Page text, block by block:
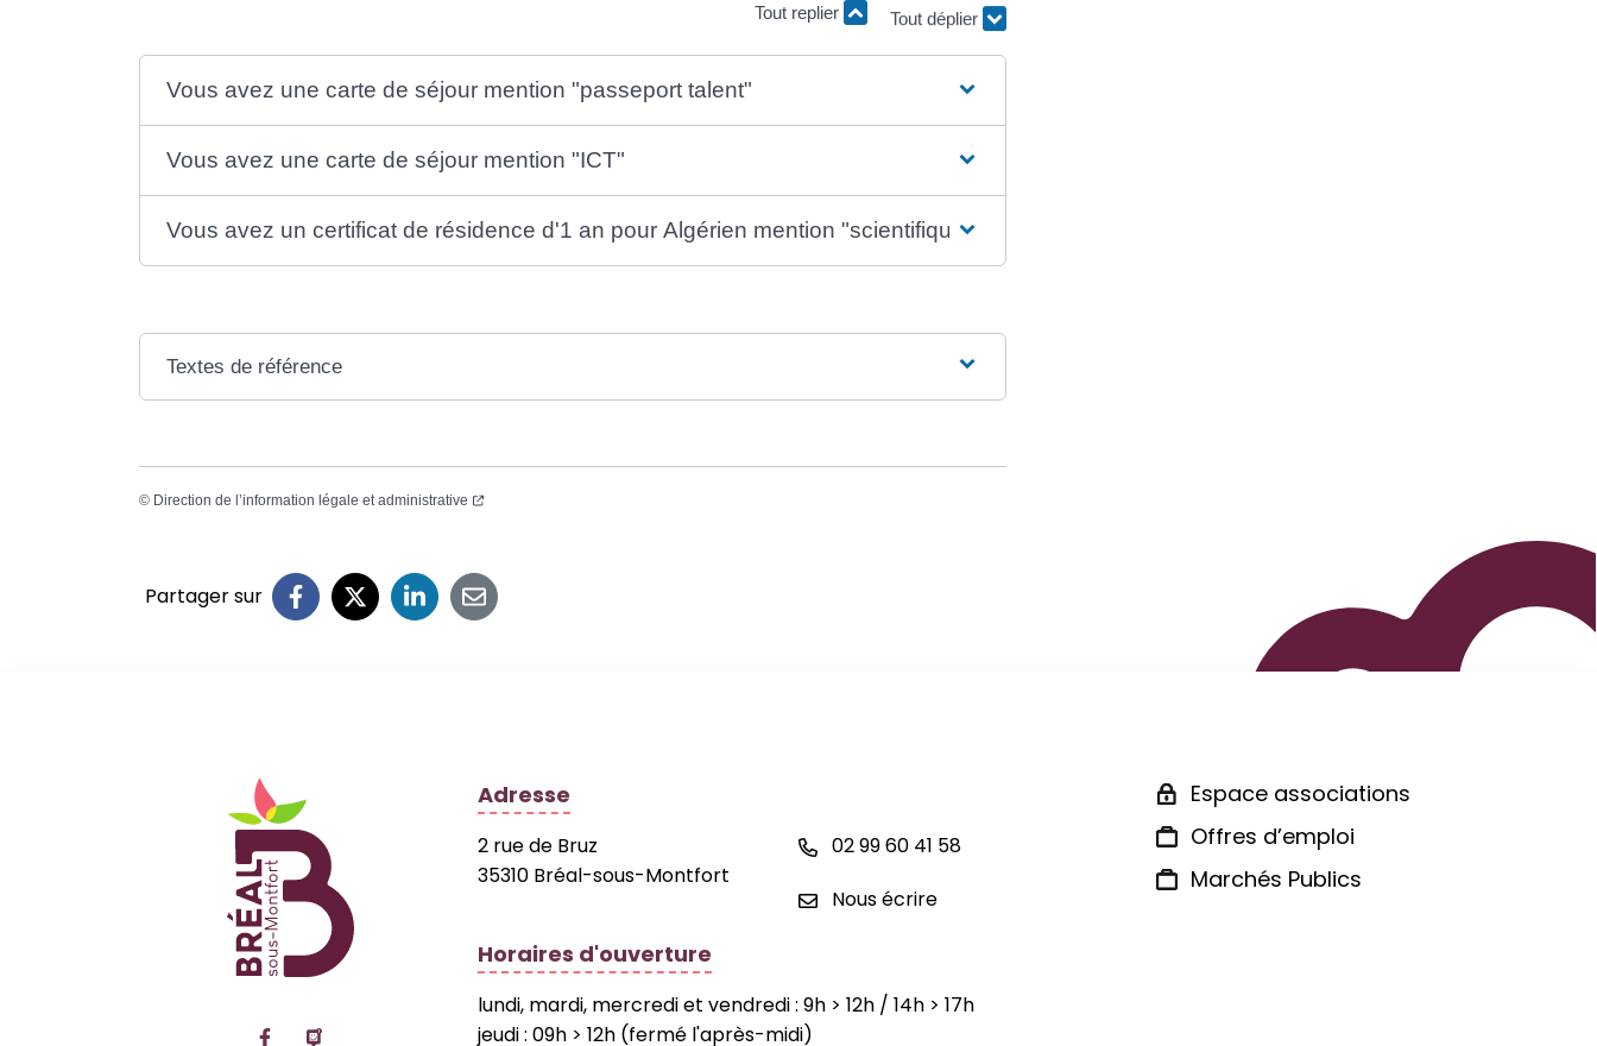
Tout replier
Tout déplier
Vous avez une carte de séjour mention "passeport talent"
Vous avez une carte de séjour mention "ICT"
Vous avez un certificat de résidence d'1 an pour Algérien mention "scientifique"
Textes de référence
© Direction de l’information légale et administrative
Partager sur
Logo Site officiel de la commune de Bréal-sous-Montfort
Lien vers le compte Facebook
Lien vers la page PanneauPocket
Adresse
2 rue de Bruz
35310 Bréal-sous-Montfort
02 99 60 41 58
Nous écrire
Horaires d'ouverture
lundi, mardi, mercredi et vendredi : 9h > 12h / 14h > 17h
jeudi : 09h > 12h (fermé l'après-midi)
Espace associations
Offres d’emploi
Marchés Publics